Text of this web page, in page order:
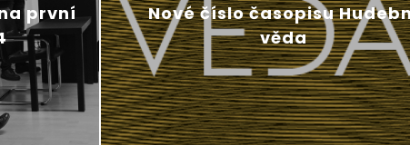
první
Nové číslo časopisu
věda